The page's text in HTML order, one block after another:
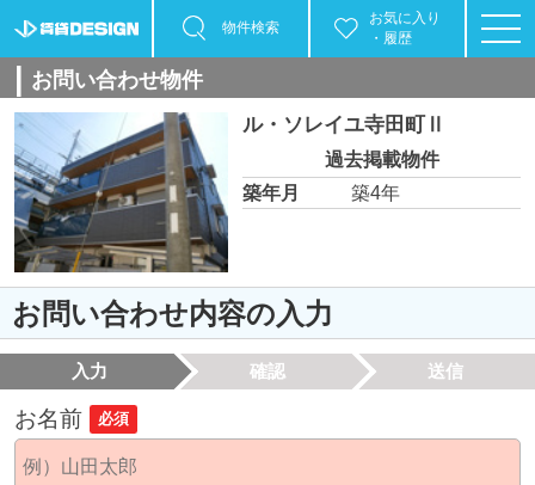
物件検索
お気に入り
・履歴
お問い合わせ物件
ル・ソレイユ寺田町Ⅱ
過去掲載物件
築年月
築4年
お問い合わせ内容の入力
入力 確認 送信
お名前 必須